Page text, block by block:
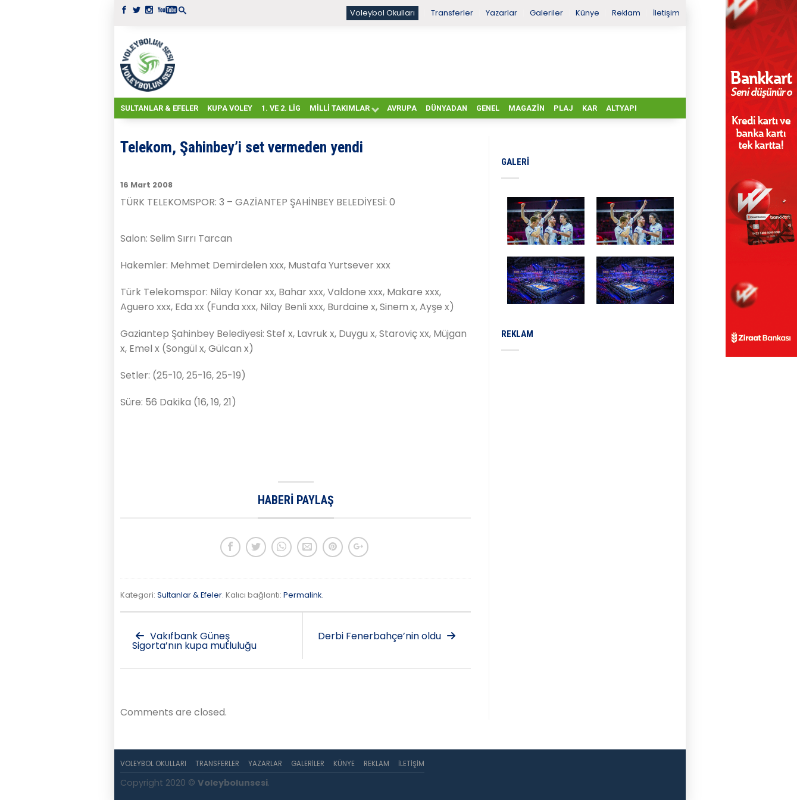
Voleybol Okulları Transferler Yazarlar Galeriler Künye Reklam İletişim
SULTANLAR & EFELER KUPA VOLEY 1. VE 2. LIG MILLI TAKIMLAR AVRUPA DÜNYADAN GENEL MAGAZIN PLAJ KAR ALTYAPI
Telekom, Şahinbey’i set vermeden yendi
16 Mart 2008
TÜRK TELEKOMSPOR: 3 – GAZİANTEP ŞAHİNBEY BELEDİYESİ: 0
Salon: Selim Sırrı Tarcan
Hakemler: Mehmet Demirdelen xxx, Mustafa Yurtsever xxx
Türk Telekomspor: Nilay Konar xx, Bahar xxx, Valdone xxx, Makare xxx,
Aguero xxx, Eda xx (Funda xxx, Nilay Benli xxx, Burdaine x, Sinem x, Ayşe x)
Gaziantep Şahinbey Belediyesi: Stef x, Lavruk x, Duygu x, Staroviç xx, Müjgan
x, Emel x (Songül x, Gülcan x)
Setler: (25-10, 25-16, 25-19)
Süre: 56 Dakika (16, 19, 21)
HABERI PAYLAŞ
Kategori: Sultanlar & Efeler. Kalıcı bağlantı: Permalink.
Vakıfbank Güneş
Sigorta’nın kupa mutluluğu
Derbi Fenerbahçe’nin oldu
Comments are closed.
GALERI
REKLAM
VOLEYBOL OKULLARI TRANSFERLER YAZARLAR GALERILER KÜNYE REKLAM İLETIŞIM
Copyright 2020 © Voleybolunsesi.